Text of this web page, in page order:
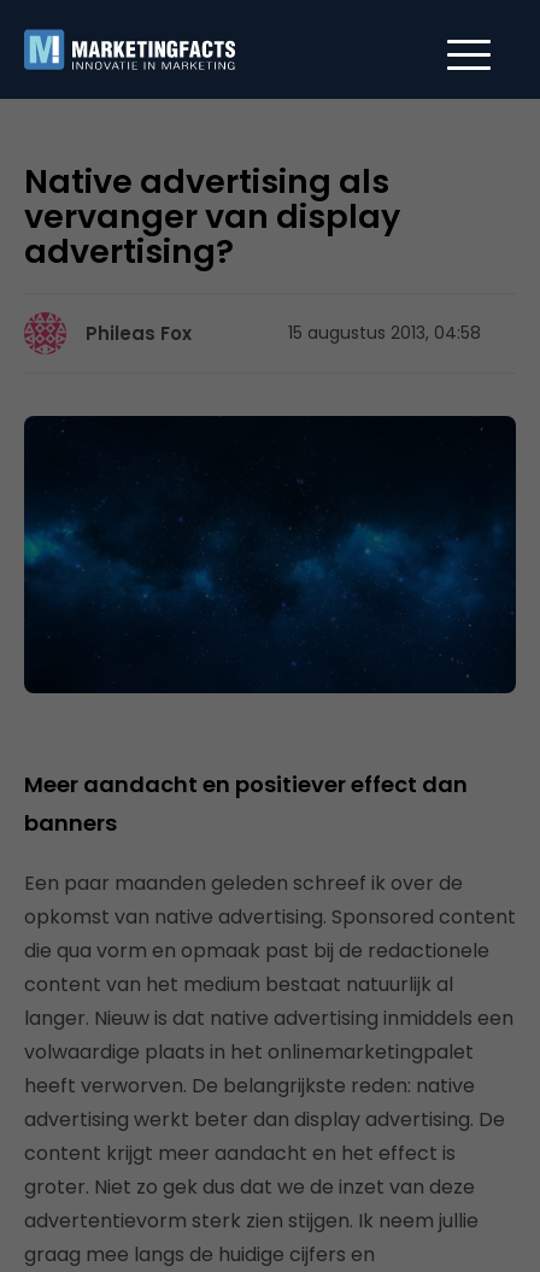
Native advertising als
vervanger van display
advertising?
Phileas Fox 15 augustus 2013, 04:58
Meer aandacht en positiever effect dan
banners
Een paar maanden geleden schreef ik over de
opkomst van native advertising. Sponsored content
die qua vorm en opmaak past bij de redactionele
content van het medium bestaat natuurlijk al
langer. Nieuw is dat native advertising inmiddels een
volwaardige plaats in het onlinemarketingpalet
heeft verworven. De belangrijkste reden: native
advertising werkt beter dan display advertising. De
content krijgt meer aandacht en het effect is
groter. Niet zo gek dus dat we de inzet van deze
advertentievorm sterk zien stijgen. Ik neem jullie
graag mee langs de huidige cijfers en